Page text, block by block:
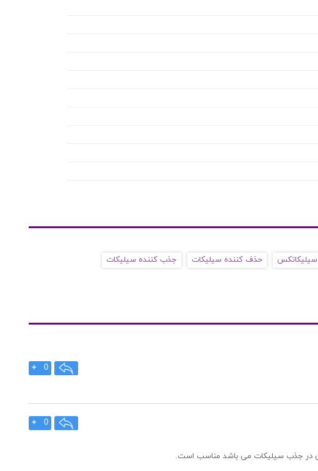
سیلیکاتکس حذف کننده سیلیکات جذب کننده سیلیکات
0
+
0
+